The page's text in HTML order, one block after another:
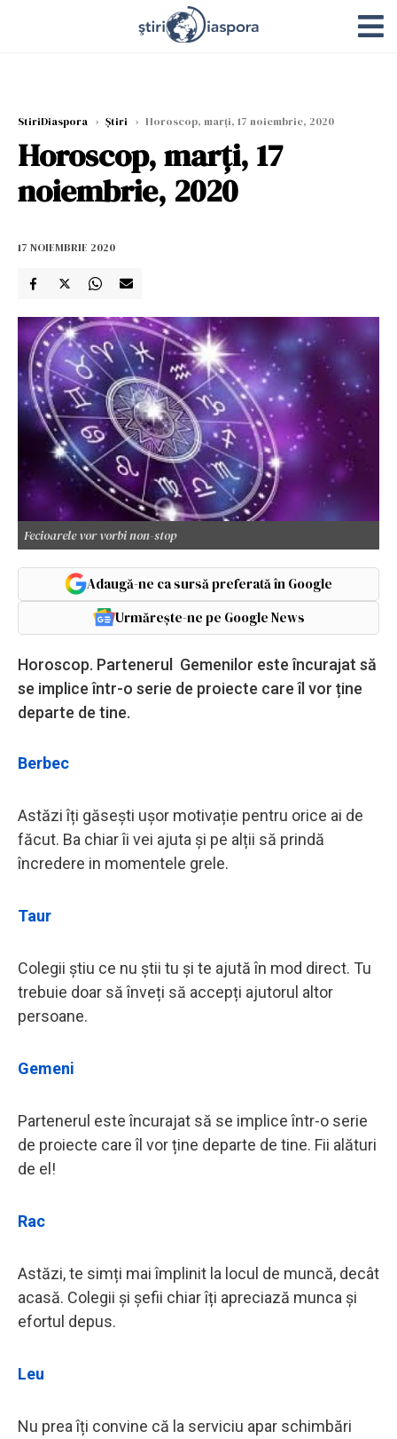
StiriDiaspora › Știri › Horoscop, marți, 17 noiembrie, 2020
Horoscop, marți, 17
noiembrie, 2020
17 NOIEMBRIE 2020
Fecioarele vor vorbi non-stop
Adaugă-ne ca sursă preferată în Google
Urmărește-ne pe Google News
Horoscop. Partenerul Gemenilor este încurajat să
se implice într-o serie de proiecte care îl vor ține
departe de tine.
Berbec
Astăzi îți găsești ușor motivație pentru orice ai de
făcut. Ba chiar îi vei ajuta și pe alții să prindă
încredere in momentele grele.
Taur
Colegii știu ce nu știi tu și te ajută în mod direct. Tu
trebuie doar să înveți să accepți ajutorul altor
persoane.
Gemeni
Partenerul este încurajat să se implice într-o serie
de proiecte care îl vor ține departe de tine. Fii alături
de el!
Rac
Astăzi, te simți mai împlinit la locul de muncă, decât
acasă. Colegii și șefii chiar îți apreciază munca și
efortul depus.
Leu
Nu prea îți convine că la serviciu apar schimbări